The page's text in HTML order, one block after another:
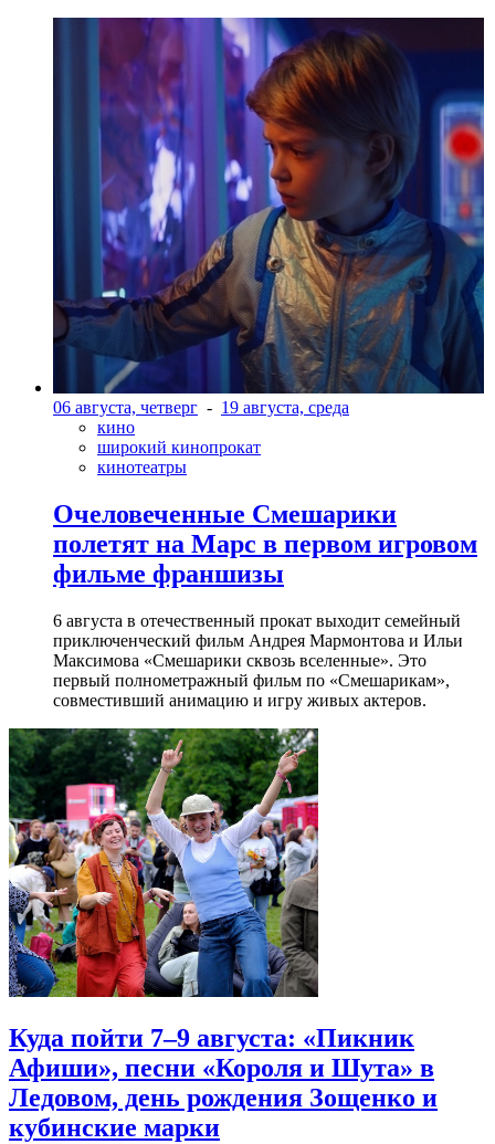
06 августа, четверг - 19 августа, среда
кино
широкий кинопрокат
кинотеатры
Очеловеченные Смешарики
полетят на Марс в первом игровом
фильме франшизы
6 августа в отечественный прокат выходит семейный
приключенческий фильм Андрея Мармонтова и Ильи
Максимова «Смешарики сквозь вселенные». Это
первый полнометражный фильм по «Смешарикам»,
совместивший анимацию и игру живых актеров.
Куда пойти 7–9 августа: «Пикник
Афиши», песни «Короля и Шута» в
Ледовом, день рождения Зощенко и
кубинские марки